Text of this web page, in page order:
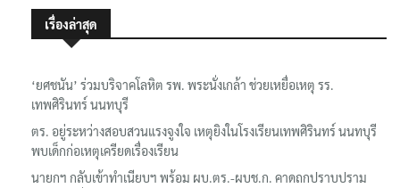
เรื่องล่าสุด
‘ยศชนัน’ ร่วมบริจาคโลหิต รพ. พระนั่งเกล้า ช่วยเหยื่อเหตุ รร.
เทพศิรินทร์ นนทบุรี
ตร. อยู่ระหว่างสอบสวนแรงจูงใจ เหตุยิงในโรงเรียนเทพศิรินทร์ นนทบุรี
พบเด็กก่อเหตุเครียดเรื่องเรียน
นายกฯ กลับเข้าทำเนียบฯ พร้อม ผบ.ตร.-ผบช.ก. คาดถกปราบปราม